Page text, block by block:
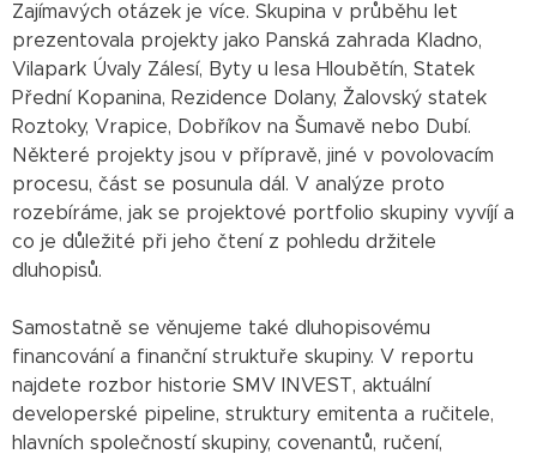
Zajímavých otázek je více. Skupina v průběhu let
prezentovala projekty jako Panská zahrada Kladno,
Vilapark Úvaly Zálesí, Byty u lesa Hloubětín, Statek
Přední Kopanina, Rezidence Dolany, Žalovský statek
Roztoky, Vrapice, Dobříkov na Šumavě nebo Dubí.
Některé projekty jsou v přípravě, jiné v povolovacím
procesu, část se posunula dál. V analýze proto
rozebíráme, jak se projektové portfolio skupiny vyvíjí a
co je důležité při jeho čtení z pohledu držitele
dluhopisů.
Samostatně se věnujeme také dluhopisovému
financování a finanční struktuře skupiny. V reportu
najdete rozbor historie SMV INVEST, aktuální
developerské pipeline, struktury emitenta a ručitele,
hlavních společností skupiny, covenantů, ručení,